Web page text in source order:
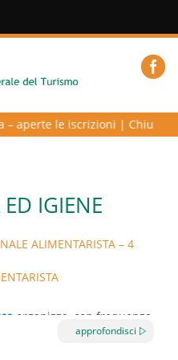
aperte le iscrizioni|Chiusura
IGIENE
ALIMENTARISTA – 4
organizza, con frequenza
il personale alimentarista
approfondisci